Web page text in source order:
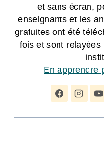
et sans écran,
enseignants et les
gratuites ont été
fois et sont
En apprendre